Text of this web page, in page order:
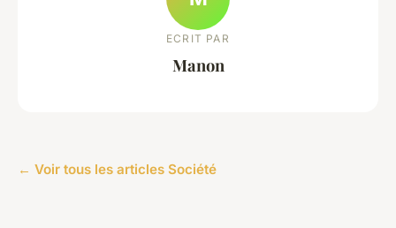
ECRIT PAR
Manon
← Voir tous les articles Société